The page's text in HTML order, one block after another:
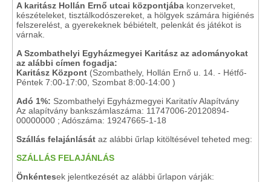
A karitász Hollán Ernő utcai központjába konzerveket,
készételeket, tisztálkodószereket, a hölgyek számára higiénés
felszerelést, a gyerekeknek bébiételt, pelenkát és játékot is
várnak.
A Szombathelyi Egyházmegyei Karitász az adományokat
az alábbi címen fogadja:
Karitász Központ (Szombathely, Hollán Ernő u. 14. - Hétfő-
Péntek 7:00-17:00, Szombat 8:00-14:00 )
Adó 1%: Szombathelyi Egyházmegyei Karitatív Alapítvány
Az alapítvány bankszámlaszáma: 11747006-20120894-
00000000 ; Adószáma: 19247665-1-18
Szállás felajánlását az alábbi űrlap kitöltésével teheted meg:
SZÁLLÁS FELAJÁNLÁS
Önkéntesek jelentkezését az alábbi űrlapon várják: